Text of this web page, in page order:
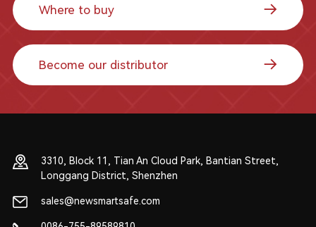
Where to buy
Become our distributor
3310, Block 11, Tian An Cloud Park, Bantian Street,
Longgang District, Shenzhen
sales@newsmartsafe.com